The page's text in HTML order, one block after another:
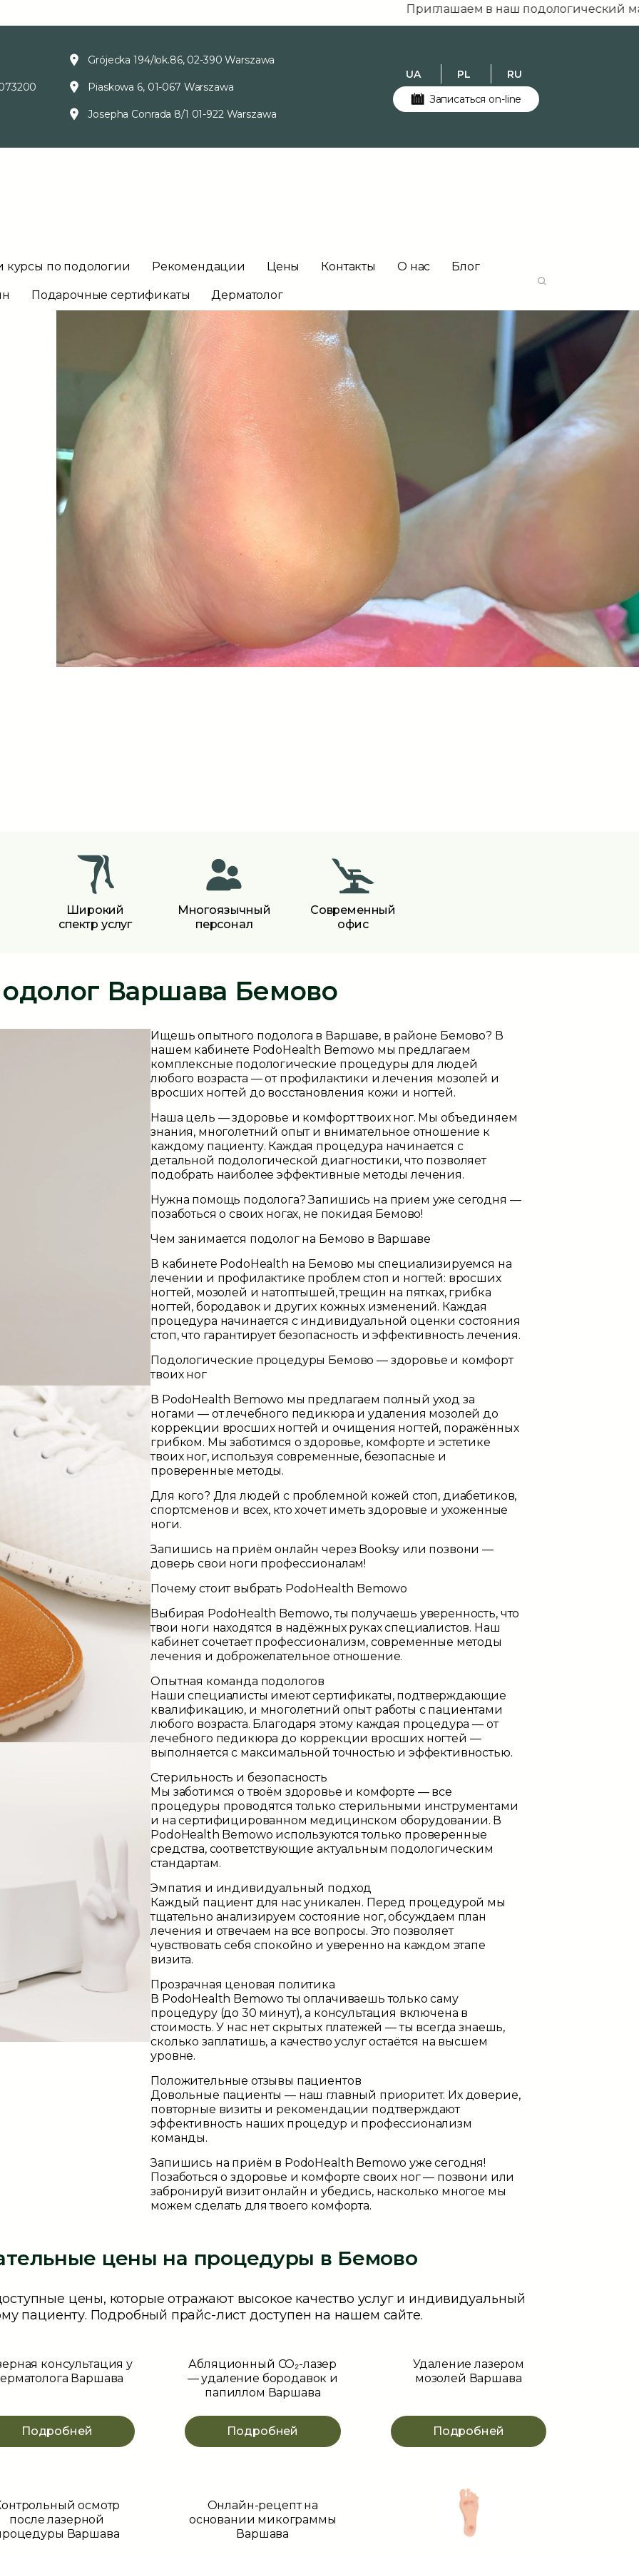
Приглашаем в наш подологический магазин
Grójecka 194/lok.86, 02-390 Warszawa
Piaskowa 6, 01-067 Warszawa
Josepha Conrada 8/1 01-922 Warszawa
UA PL
RU
Записаться on-line
курсы по подологии Рекомендации Цены Контакты О нас Блог
Подарочные сертификаты Дерматолог
Широкий
спектр услуг
Многоязычный
персонал
Современный
офис
Варшава Бемово
Ищешь опытного подолога в Варшаве, в районе Бемово? В
нашем кабинете PodoHealth Bemowo мы предлагаем
комплексные подологические процедуры для людей
любого возраста — от профилактики и лечения мозолей и
вросших ногтей до восстановления кожи и ногтей.
Наша цель — здоровье и комфорт твоих ног. Мы объединяем
знания, многолетний опыт и внимательное отношение к
каждому пациенту. Каждая процедура начинается с
детальной подологической диагностики, что позволяет
подобрать наиболее эффективные методы лечения.
Нужна помощь подолога? Запишись на прием уже сегодня —
позаботься о своих ногах, не покидая Бемово!
Чем занимается подолог на Бемово в Варшаве
В кабинете PodoHealth на Бемово мы специализируемся на
лечении и профилактике проблем стоп и ногтей: вросших
ногтей, мозолей и натоптышей, трещин на пятках, грибка
ногтей, бородавок и других кожных изменений. Каждая
процедура начинается с индивидуальной оценки состояния
стоп, что гарантирует безопасность и эффективность лечения.
Подологические процедуры Бемово — здоровье и комфорт
твоих ног
В PodoHealth Bemowo мы предлагаем полный уход за
ногами — от лечебного педикюра и удаления мозолей до
коррекции вросших ногтей и очищения ногтей, поражённых
грибком. Мы заботимся о здоровье, комфорте и эстетике
твоих ног, используя современные, безопасные и
проверенные методы.
Для кого? Для людей с проблемной кожей стоп, диабетиков,
спортсменов и всех, кто хочет иметь здоровые и ухоженные
ноги.
Запишись на приём онлайн через Booksy или позвони —
доверь свои ноги профессионалам!
Почему стоит выбрать PodoHealth Bemowo
Выбирая PodoHealth Bemowo, ты получаешь уверенность, что
твои ноги находятся в надёжных руках специалистов. Наш
кабинет сочетает профессионализм, современные методы
лечения и доброжелательное отношение.
Опытная команда подологов
Наши специалисты имеют сертификаты, подтверждающие
квалификацию, и многолетний опыт работы с пациентами
любого возраста. Благодаря этому каждая процедура — от
лечебного педикюра до коррекции вросших ногтей —
выполняется с максимальной точностью и эффективностью.
Стерильность и безопасность
Мы заботимся о твоём здоровье и комфорте — все
процедуры проводятся только стерильными инструментами
и на сертифицированном медицинском оборудовании. В
PodoHealth Bemowo используются только проверенные
средства, соответствующие актуальным подологическим
стандартам.
Эмпатия и индивидуальный подход
Каждый пациент для нас уникален. Перед процедурой мы
тщательно анализируем состояние ног, обсуждаем план
лечения и отвечаем на все вопросы. Это позволяет
чувствовать себя спокойно и уверенно на каждом этапе
визита.
Прозрачная ценовая политика
В PodoHealth Bemowo ты оплачиваешь только саму
процедуру (до 30 минут), а консультация включена в
стоимость. У нас нет скрытых платежей — ты всегда знаешь,
сколько заплатишь, а качество услуг остаётся на высшем
уровне.
Положительные отзывы пациентов
Довольные пациенты — наш главный приоритет. Их доверие,
повторные визиты и рекомендации подтверждают
эффективность наших процедур и профессионализм
команды.
Запишись на приём в PodoHealth Bemowo уже сегодня!
Позаботься о здоровье и комфорте своих ног — позвони или
забронируй визит онлайн и убедись, насколько многое мы
можем сделать для твоего комфорта.
цены на процедуры в Бемово
цены, которые отражают высокое качество услуг и индивидуальный
пациенту. Подробный прайс-лист доступен на нашем сайте.
консультация у
Варшава
Подробней
Абляционный CO₂-лазер
— удаление бородавок и
папиллом Варшава
Подробней
Удаление лазером
мозолей Варшава
Подробней
осмотр
после лазерной
Варшава
Онлайн-рецепт на
основании микограммы
Варшава